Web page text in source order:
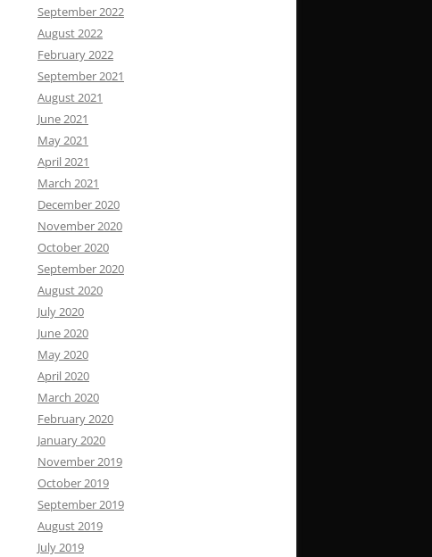
September 2022
August 2022
February 2022
September 2021
August 2021
June 2021
May 2021
April 2021
March 2021
December 2020
November 2020
October 2020
September 2020
August 2020
July 2020
June 2020
May 2020
April 2020
March 2020
February 2020
January 2020
November 2019
October 2019
September 2019
August 2019
July 2019